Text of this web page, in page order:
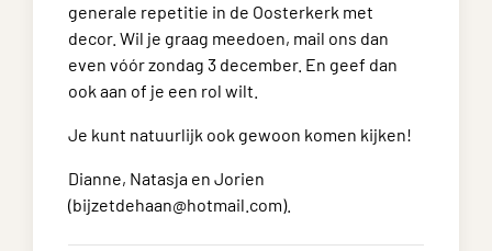
generale repetitie in de Oosterkerk met
decor. Wil je graag meedoen, mail ons dan
even vóór zondag 3 december. En geef dan
ook aan of je een rol wilt.
Je kunt natuurlijk ook gewoon komen kijken!
Dianne, Natasja en Jorien
(bijzetdehaan@hotmail.com).